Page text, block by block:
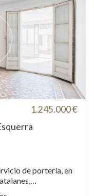
1.245.000 €
de portería, en